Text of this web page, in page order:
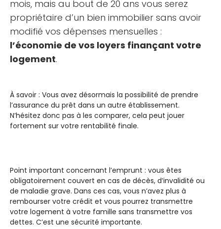
mois, mais au bout de 20 ans vous serez
propriétaire d’un bien immobilier sans avoir
modifié vos dépenses mensuelles :
l’économie de vos loyers finançant votre
logement.
À savoir : Vous avez désormais la possibilité de prendre
l’assurance du prêt dans un autre établissement.
N’hésitez donc pas à les comparer, cela peut jouer
fortement sur votre rentabilité finale.
Point important concernant l’emprunt : vous êtes
obligatoirement couvert en cas de décès, d’invalidité ou
de maladie grave. Dans ces cas, vous n’avez plus à
rembourser votre crédit et vous pourrez transmettre
votre logement à votre famille sans transmettre vos
dettes. C’est une sécurité importante.